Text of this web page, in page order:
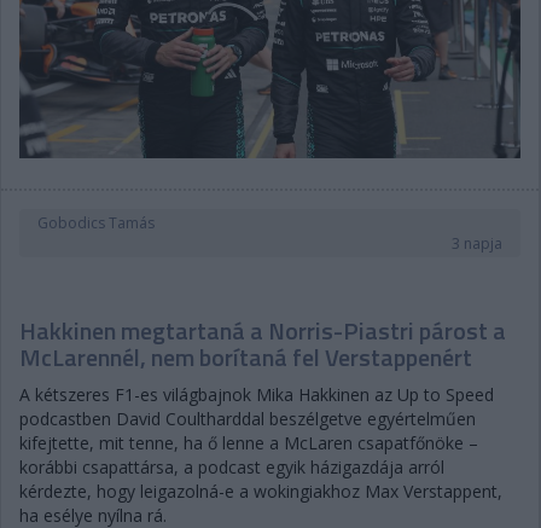
Gobodics Tamás
3 napja
Hakkinen megtartaná a Norris-Piastri párost a
McLarennél, nem borítaná fel Verstappenért
A kétszeres F1-es világbajnok Mika Hakkinen az Up to Speed
podcastben David Coultharddal beszélgetve egyértelműen
kifejtette, mit tenne, ha ő lenne a McLaren csapatfőnöke –
korábbi csapattársa, a podcast egyik házigazdája arról
kérdezte, hogy leigazolná-e a wokingiakhoz Max Verstappent,
ha esélye nyílna rá.